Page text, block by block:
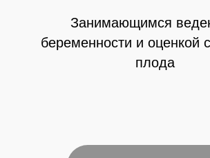
Занимающимся
беременности и оценкой
плода